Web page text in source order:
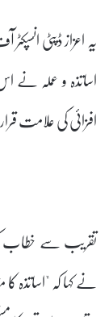
یہ اعزاز ڈپٹی
اساتذہ و عملہ نے
افزائی کی علامت
تقریب سے خطاب
نے کہا کہ "اساتذہ